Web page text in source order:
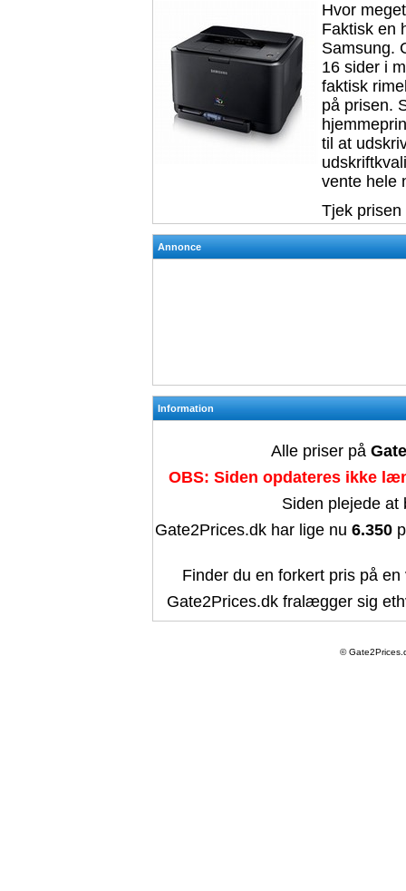
Hvor
Faktisk en
Samsung.
16 sider i
faktisk
på prisen.
til at
vente hele
Tjek
Annonce
Information
Alle priser på
OBS: Siden opdateres ikke
Siden plejede
Gate2Prices.dk har lige nu6.350
Finder du en forkert pris på
Gate2Prices.dk fralægger sig
©